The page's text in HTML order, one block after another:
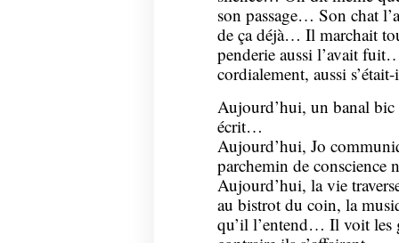
son passage… Son chat
de ça déjà… Il marchait
penderie aussi l’avait
cordialement, aussi
Aujourd’hui, un banal bic
écrit…
Aujourd’hui, Jo
parchemin de conscience
Aujourd’hui, la vie
au bistrot du coin, la
qu’il l’entend… Il voit les